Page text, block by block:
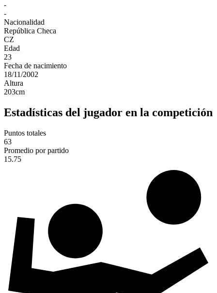
-
-
Nacionalidad
República Checa
CZ
Edad
23
Fecha de nacimiento
18/11/2002
Altura
203cm
Estadísticas del jugador en la competición
Puntos totales
63
Promedio por partido
15.75